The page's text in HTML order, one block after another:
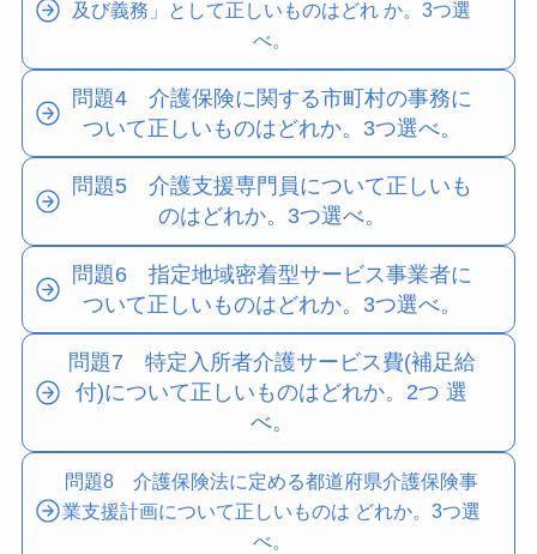
及び義務」として正しいものはどれ か。3つ選
べ。
問題4 介護保険に関する市町村の事務に
ついて正しいものはどれか。3つ選べ。
問題5 介護支援専門員について正しいも
のはどれか。3つ選べ。
問題6 指定地域密着型サービス事業者に
ついて正しいものはどれか。3つ選べ。
問題7 特定入所者介護サービス費(補足給
付)について正しいものはどれか。2つ 選
べ。
問題8 介護保険法に定める都道府県介護保険事
業支援計画について正しいものは どれか。3つ選
べ。